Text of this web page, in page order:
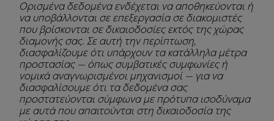
Ορισμένα δεδομένα ενδέχεται να αποθηκεύονται ή
να υποβάλλονται σε επεξεργασία σε διακομιστές
που βρίσκονται σε δικαιοδοσίες εκτός της χώρας
διαμονής σας. Σε αυτή την περίπτωση,
διασφαλίζουμε ότι υπάρχουν τα κατάλληλα μέτρα
προστασίας — όπως συμβατικές συμφωνίες ή
νομικά αναγνωρισμένοι μηχανισμοί — για να
διασφαλίσουμε ότι τα δεδομένα σας
προστατεύονται σύμφωνα με πρότυπα ισοδύναμα
με αυτά που απαιτούνται στη δικαιοδοσία της